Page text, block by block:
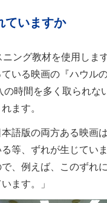
ていますか
ング教材を使用しま
いる映画の『ハウル
時間を多く取られな
ます。
語版の両方ある映画
等、ずれが生じてい
、例えば、このずれ
ます。」